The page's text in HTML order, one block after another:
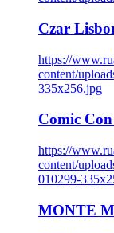
Czar
https://
content/
335x256.jpg
Comic
https://
content/
010299-
MONTE